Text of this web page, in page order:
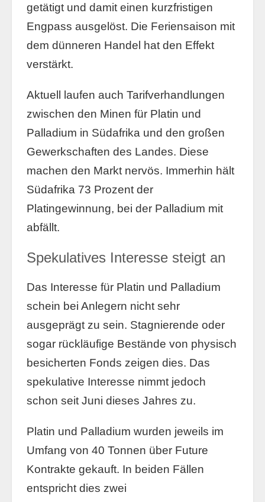
getätigt und damit einen kurzfristigen
Engpass ausgelöst. Die Feriensaison mit
dem dünneren Handel hat den Effekt
verstärkt.
Aktuell laufen auch Tarifverhandlungen
zwischen den Minen für Platin und
Palladium in Südafrika und den großen
Gewerkschaften des Landes. Diese
machen den Markt nervös. Immerhin hält
Südafrika 73 Prozent der
Platingewinnung, bei der Palladium mit
abfällt.
Spekulatives Interesse steigt an
Das Interesse für Platin und Palladium
schein bei Anlegern nicht sehr
ausgeprägt zu sein. Stagnierende oder
sogar rückläufige Bestände von physisch
besicherten Fonds zeigen dies. Das
spekulative Interesse nimmt jedoch
schon seit Juni dieses Jahres zu.
Platin und Palladium wurden jeweils im
Umfang von 40 Tonnen über Future
Kontrakte gekauft. In beiden Fällen
entspricht dies zwei